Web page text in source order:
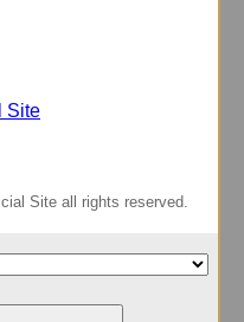
Site all rights reserved.